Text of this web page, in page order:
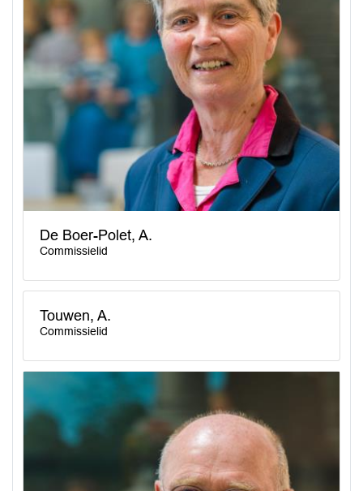
De Boer-Polet, A.
Commissielid
Touwen, A.
Commissielid